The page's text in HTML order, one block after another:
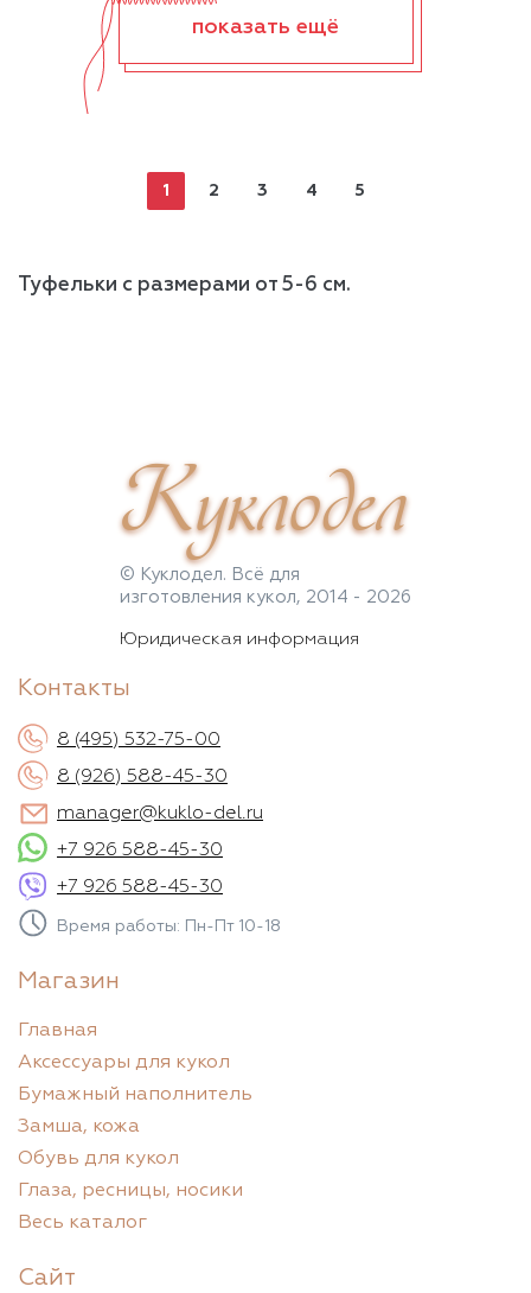
показать ещё
1 2 3 4 5
Туфельки с размерами от 5-6 см.
Куклодел
© Куклодел. Всё для
изготовления кукол, 2014 - 2026
Юридическая информация
Контакты
8 (495) 532-75-00
8 (926) 588-45-30
manager@kuklo-del.ru
+7 926 588-45-30
+7 926 588-45-30
Время работы: Пн-Пт 10-18
Магазин
Главная
Аксессуары для кукол
Бумажный наполнитель
Замша, кожа
Обувь для кукол
Глаза, ресницы, носики
Весь каталог
Сайт